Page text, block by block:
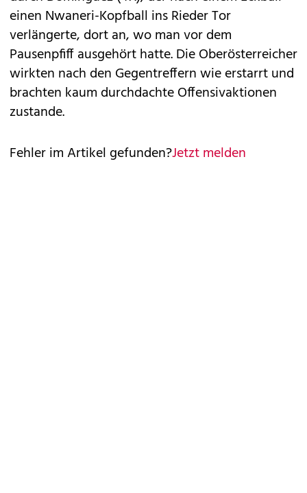
einen Nwaneri-Kopfball ins Rieder Tor
verlängerte, dort an, wo man vor dem
Pausenpfiff ausgehört hatte. Die Oberösterreicher
wirkten nach den Gegentreffern wie erstarrt und
brachten kaum durchdachte Offensivaktionen
zustande.
Fehler im Artikel gefunden?Jetzt melden